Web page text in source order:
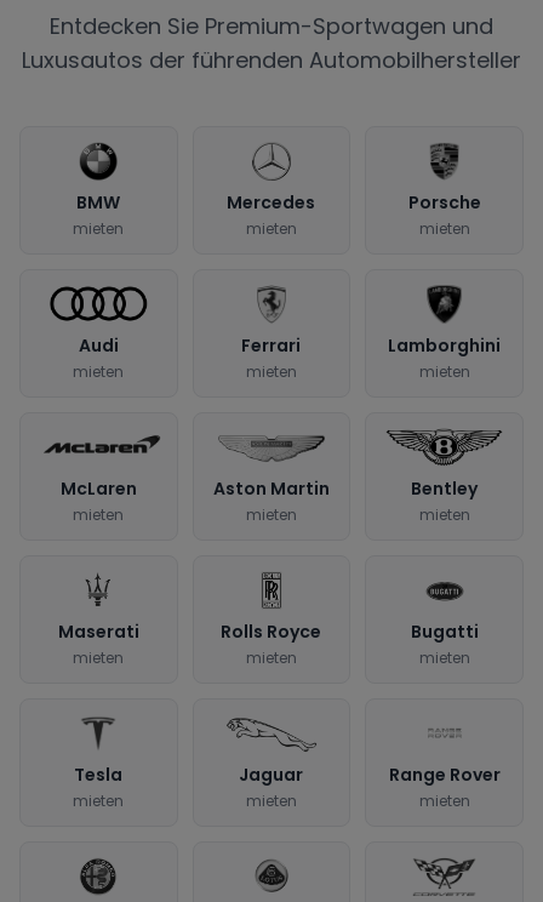
Entdecken Sie Premium-Sportwagen und
Luxusautos der führenden Automobilhersteller
BMW
mieten
Mercedes
mieten
Porsche
mieten
Audi
mieten
Ferrari
mieten
Lamborghini
mieten
McLaren
mieten
Aston Martin
mieten
Bentley
mieten
Maserati
mieten
Rolls Royce
mieten
Bugatti
mieten
Tesla
mieten
Jaguar
mieten
Range Rover
mieten